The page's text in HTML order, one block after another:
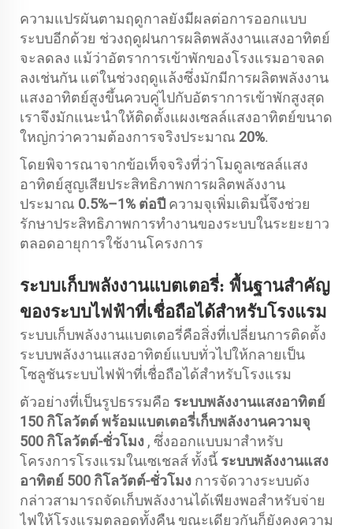
ความแปรผันตามฤดูกาลยังมีผลต่อการออกแบบ
ระบบอีกด้วย ช่วงฤดูฝนการผลิตพลังงานแสงอาทิตย์
จะลดลง แม้ว่าอัตราการเข้าพักของโรงแรมอาจลด
ลงเช่นกัน แต่ในช่วงฤดูแล้งซึ่งมักมีการผลิตพลังงาน
แสงอาทิตย์สูงขึ้นควบคู่ไปกับอัตราการเข้าพักสูงสุด
เราจึงมักแนะนำให้ติดตั้งแผงเซลล์แสงอาทิตย์ขนาด
ใหญ่กว่าความต้องการจริงประมาณ 20%.
โดยพิจารณาจากข้อเท็จจริงที่ว่าโมดูลเซลล์แสง
อาทิตย์สูญเสียประสิทธิภาพการผลิตพลังงาน
ประมาณ 0.5%–1% ต่อปี ความจุเพิ่มเติมนี้จึงช่วย
รักษาประสิทธิภาพการทำงานของระบบในระยะยาว
ตลอดอายุการใช้งานโครงการ
ระบบเก็บพลังงานแบตเตอรี่: พื้นฐานสำคัญ
ของระบบไฟฟ้าที่เชื่อถือได้สำหรับโรงแรม
ระบบเก็บพลังงานแบตเตอรี่คือสิ่งที่เปลี่ยนการติดตั้ง
ระบบพลังงานแสงอาทิตย์แบบทั่วไปให้กลายเป็น
โซลูชันระบบไฟฟ้าที่เชื่อถือได้สำหรับโรงแรม
ตัวอย่างที่เป็นรูปธรรมคือ ระบบพลังงานแสงอาทิตย์
150 กิโลวัตต์ พร้อมแบตเตอรี่เก็บพลังงานความจุ
500 กิโลวัตต์-ชั่วโมง , ซึ่งออกแบบมาสำหรับ
โครงการโรงแรมในเซเชลส์ ทั้งนี้ ระบบพลังงานแสง
อาทิตย์ 500 กิโลวัตต์-ชั่วโมง การจัดวางระบบดัง
กล่าวสามารถจัดเก็บพลังงานได้เพียงพอสำหรับจ่าย
ไฟให้โรงแรมตลอดทั้งคืน ขณะเดียวกันก็ยังคงความ